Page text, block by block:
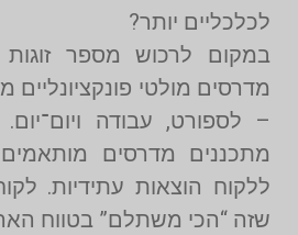
לכלכליים יותר?
במקום לרכוש מספר זוגות
מדרסים מולטי
– לספורט, עבודה
מתכננים מדרסים
ללקוח הוצאות עתידיות.
שזה “הכי משתלם” בטווח